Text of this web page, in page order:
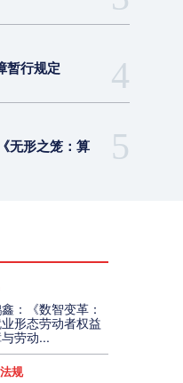
暂行规定
无形之笼：算
：《数智变革：
形态劳动者权益
劳动...
规